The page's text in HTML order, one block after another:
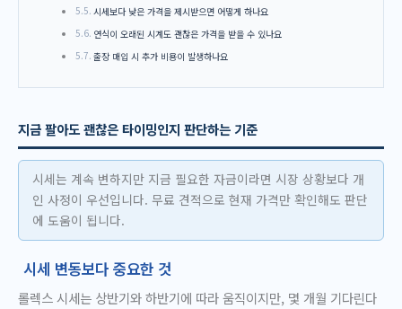
시세보다 낮은 가격을 제시받으면 어떻게 하나요
연식이 오래된 시계도 괜찮은 가격을 받을 수 있나요
출장 매입 시 추가 비용이 발생하나요
지금 팔아도 괜찮은 타이밍인지 판단하는 기준
시세는 계속 변하지만 지금 필요한 자금이라면 시장 상황보다 개
인 사정이 우선입니다. 무료 견적으로 현재 가격만 확인해도 판단
에 도움이 됩니다.
시세 변동보다 중요한 것
롤렉스 시세는 상반기와 하반기에 따라 움직이지만, 몇 개월 기다린다